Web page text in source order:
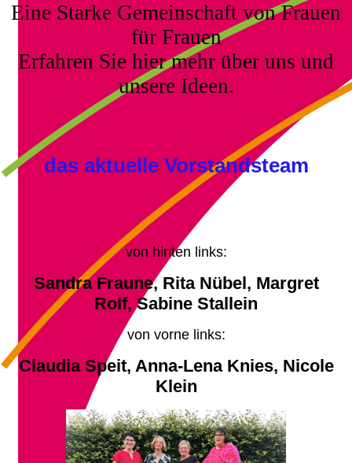
Eine Starke Gemeinschaft von Frauen
für Frauen
Erfahren Sie hier mehr über uns und
unsere Ideen.
das aktuelle Vorstandsteam
von hinten links:
Sandra Fraune, Rita Nübel, Margret
Rolf, Sabine Stallein
von vorne links:
Claudia Speit, Anna-Lena Knies, Nicole
Klein